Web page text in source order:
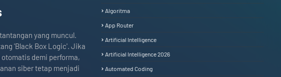
yang muncul.
'Black Box Logic'. Jika
demi performa,
siber tetap menjadi
Algoritma
App Router
Artificial Intelligence
Artificial Intelligence 2026
Automated Coding